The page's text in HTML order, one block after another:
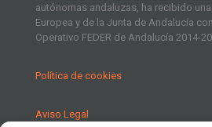
autónomas andaluzas, ha recibido
Europea y de la Junta de Andalucía
Operativo FEDER de Andalucía 2014-
Política de cookies
Aviso Legal